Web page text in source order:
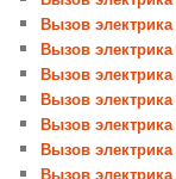
Вызов
Вызов
Вызов
Вызов
Вызов
Вызов
Вызов